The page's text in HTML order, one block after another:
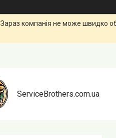
Зараз компанія не може швидко
ServiceBrothers.com.ua